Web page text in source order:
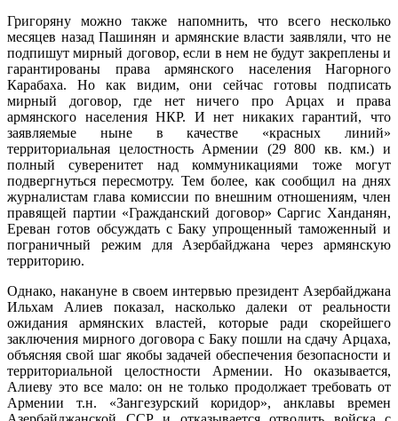
Григоряну можно также напомнить, что всего несколько
месяцев назад Пашинян и армянские власти заявляли, что не
подпишут мирный договор, если в нем не будут закреплены и
гарантированы права армянского населения Нагорного
Карабаха. Но как видим, они сейчас готовы подписать
мирный договор, где нет ничего про Арцах и права
армянского населения НКР. И нет никаких гарантий, что
заявляемые ныне в качестве «красных линий»
территориальная целостность Армении (29 800 кв. км.) и
полный суверенитет над коммуникациями тоже могут
подвергнуться пересмотру. Тем более, как сообщил на днях
журналистам глава комиссии по внешним отношениям, член
правящей партии «Гражданский договор» Саргис Ханданян,
Ереван готов обсуждать с Баку упрощенный таможенный и
пограничный режим для Азербайджана через армянскую
территорию.
Однако, накануне в своем интервью президент Азербайджана
Ильхам Алиев показал, насколько далеки от реальности
ожидания армянских властей, которые ради скорейшего
заключения мирного договора с Баку пошли на сдачу Арцаха,
объясняя свой шаг якобы задачей обеспечения безопасности и
территориальной целостности Армении. Но оказывается,
Алиеву это все мало: он не только продолжает требовать от
Армении т.н. «Зангезурский коридор», анклавы времен